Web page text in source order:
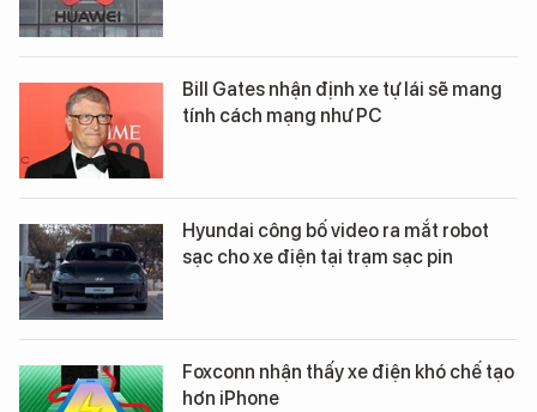
Bill Gates nhận định xe tự lái sẽ mang
tính cách mạng như PC
Hyundai công bố video ra mắt robot
sạc cho xe điện tại trạm sạc pin
Foxconn nhận thấy xe điện khó chế tạo
hơn iPhone